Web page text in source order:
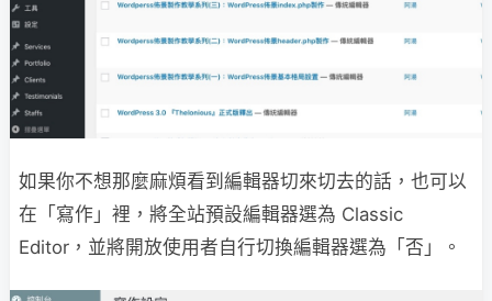
如果你不想那麼麻煩看到編輯器切來切去的話，也可以
在「寫作」裡，將全站預設編輯器選為 Classic
Editor，並將開放使用者自行切換編輯器選為「否」。